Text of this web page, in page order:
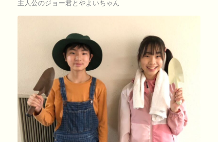
主人公のジョー君とやよいちゃん